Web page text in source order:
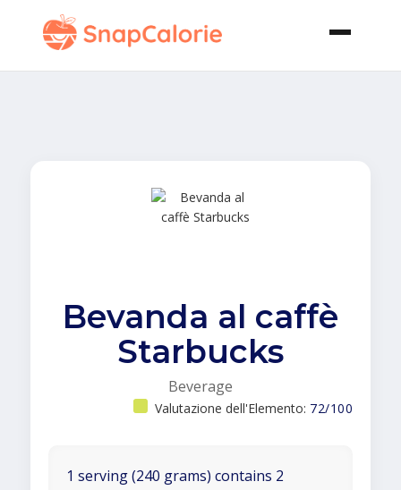
Bevanda al caffè
Starbucks
Beverage
Valutazione dell'Elemento: 72/100
1 serving (240 grams) contains 2